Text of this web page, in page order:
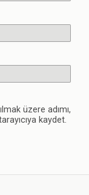
üzere adımı,
kaydet.